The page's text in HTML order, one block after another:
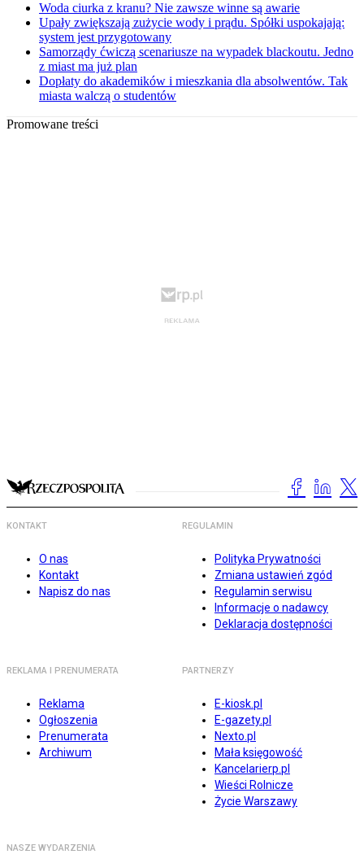
Woda ciurka z kranu? Nie zawsze winne są awarie
Upały zwiększają zużycie wody i prądu. Spółki uspokajają:
system jest przygotowany
Samorządy ćwiczą scenariusze na wypadek blackoutu. Jedno
z miast ma już plan
Dopłaty do akademików i mieszkania dla absolwentów. Tak
miasta walczą o studentów
Promowane treści
KONTAKT
O nas
Kontakt
Napisz do nas
REGULAMIN
Polityka Prywatności
Zmiana ustawień zgód
Regulamin serwisu
Informacje o nadawcy
Deklaracja dostępności
REKLAMA I PRENUMERATA
Reklama
Ogłoszenia
Prenumerata
Archiwum
PARTNERZY
E-kiosk.pl
E-gazety.pl
Nexto.pl
Mała księgowość
Kancelarierp.pl
Wieści Rolnicze
Życie Warszawy
NASZE WYDARZENIA